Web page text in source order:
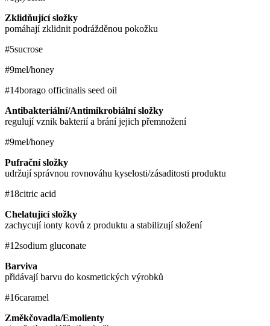
Zklidňující složky
pomáhají zklidnit podrážděnou pokožku
#5sucrose
#9mel/honey
#14borago officinalis seed oil
Antibakteriální/Antimikrobiální složky
regulují vznik bakterií a brání jejich přemnožení
#9mel/honey
Pufrační složky
udržují správnou rovnováhu kyselosti/zásaditosti produktu
#18citric acid
Chelatující složky
zachycují ionty kovů z produktu a stabilizují složení
#12sodium gluconate
Barviva
přidávají barvu do kosmetických výrobků
#16caramel
Změkčovadla/Emolienty